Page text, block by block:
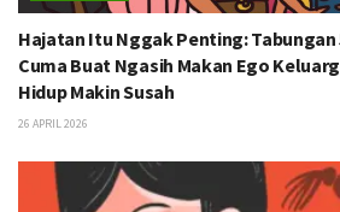
Hajatan Itu Nggak Penting:
Cuma Buat Ngasih Makan Ego
Hidup Makin Susah
26 APRIL 2026